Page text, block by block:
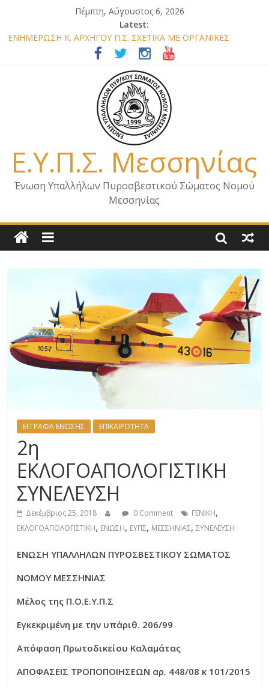
Πέμπτη, Αύγουστος 6, 2026
Latest:
ΕΝΗΜΕΡΩΣΗ Κ. ΑΡΧΗΓΟΥ Π.Σ. ΣΧΕΤΙΚΑ ΜΕ ΟΡΓΑΝΙΚΕΣ
ΘΕΣΕΙΣ ΝΟΜΟΥ ΜΕΣΣΗΝΙΑΣ 2026
ΕΝΗΜΕΡΩΣΗ ΜΕΛΩΝ – ΕΠΙΣΚΕΨΗ ΕΝΩΣΗΣ ΣΕ ΥΠΗΡΕΣΙΕΣ ΚΑΙ
ΚΛΙΜΑΚΙΑ ΤΟΥ ΝΟΜΟΥ ΜΑΣ
ΕΝΗΜΕΡΩΣΗ ΜΕΛΩΝ ΓΙΑ ΕΠΙΣΚΕΨΕΙΣ ΣΩΜΑΤΕΙΟΥ
ΕΝΗΜΕΡΩΣΗ ΜΕΛΩΝ – ΕΠΙΣΚΕΨΗ ΣΤΗΝ Π.Υ. Α/Δ ΚΑΛΑΜΑΤΑΣ
ΕΠΙΣΤΟΛΗ ΓΙΑ ΣΧΕΔΙΟ ΔΑΣΩΝ 2026
Ε.Υ.Π.Σ. Μεσσηνίας
Ένωση Υπαλλήλων Πυροσβεστικού Σώματος Νομού
Μεσσηνίας
ΕΓΓΡΑΦΑ ΕΝΩΣΗΣ ΕΠΙΚΑΙΡΟΤΗΤΑ
2η
ΕΚΛΟΓΟΑΠΟΛΟΓΙΣΤΙΚΗ
ΣΥΝΕΛΕΥΣΗ
Δεκέμβριος 25, 2018 0 Comment ΓΕΝΙΚΗ,
ΕΚΛΟΓΟΑΠΟΛΟΓΙΣΤΙΚΗ, ΕΝΩΣΗ, ΕΥΠΣ, ΜΕΣΣΗΝΙΑΣ,ΣΥΝΕΛΕΥΣΗ
ΕΝΩΣΗ ΥΠΑΛΛΗΛΩΝ ΠΥΡΟΣΒΕΣΤΙΚΟΥ ΣΩΜΑΤΟΣ
ΝΟΜΟΥ ΜΕΣΣΗΝΙΑΣ
Μέλος της Π.Ο.Ε.Υ.Π.Σ
Εγκεκριμένη με την υπ΄αριθ. 206/99
Απόφαση Πρωτοδικείου Καλαμάτας
ΑΠΟΦΑΣΕΙΣ ΤΡΟΠΟΠΟΙΗΣΕΩΝ αρ. 448/08 κ 101/2015